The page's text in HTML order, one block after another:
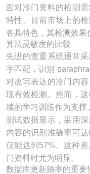
面对冷门资料的检测
特性。目前市场上的
各具特色，其检测效果
算法灵敏度的比较
先进的查重系统通常
字匹配，识别
对改写表达的冷门内
现有效检测。然而，
续的学习训练作为支撑
测试数据显示，采用
内容的识别准确率可
仅能达到57%。这种
门资料时尤为明显。
数据库更新频率的重要